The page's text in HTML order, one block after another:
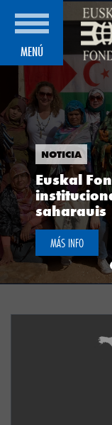
MENÚ
NOTICIA
Euskal
saharauis
MÁS INFO